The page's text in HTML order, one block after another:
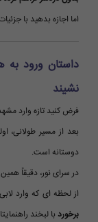
اما اجازه بدهید با
داستان ورود به
نشیند
فرض کنید تازه وارد
بعد از مسیر طولانی،
دوستانه است.
در سرای نور، دقیقاً
از لحظه ای که وارد
برخورد با لبخند